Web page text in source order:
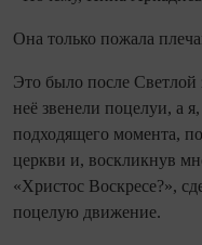
Она только пожала
Это было после Светлой
неё звенели поцелуи, а
подходящего момента,
церкви и, воскликнув
«Христос Воскресе?»,
поцелую движение.